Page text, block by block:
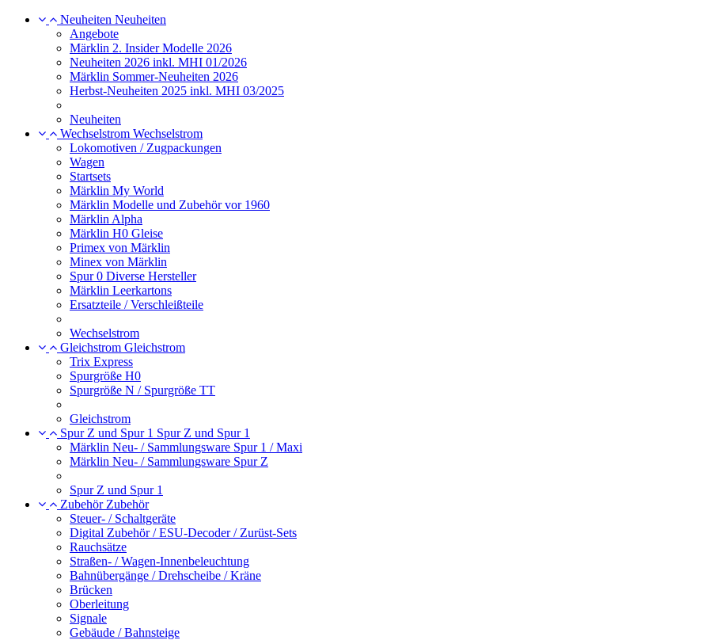
Neuheiten Neuheiten
Angebote
Märklin 2. Insider Modelle 2026
Neuheiten 2026 inkl. MHI 01/2026
Märklin Sommer-Neuheiten 2026
Herbst-Neuheiten 2025 inkl. MHI 03/2025
Neuheiten
Wechselstrom Wechselstrom
Lokomotiven / Zugpackungen
Wagen
Startsets
Märklin My World
Märklin Modelle und Zubehör vor 1960
Märklin Alpha
Märklin H0 Gleise
Primex von Märklin
Minex von Märklin
Spur 0 Diverse Hersteller
Märklin Leerkartons
Ersatzteile / Verschleißteile
Wechselstrom
Gleichstrom Gleichstrom
Trix Express
Spurgröße H0
Spurgröße N / Spurgröße TT
Gleichstrom
Spur Z und Spur 1 Spur Z und Spur 1
Märklin Neu- / Sammlungsware Spur 1 / Maxi
Märklin Neu- / Sammlungsware Spur Z
Spur Z und Spur 1
Zubehör Zubehör
Steuer- / Schaltgeräte
Digital Zubehör / ESU-Decoder / Zurüst-Sets
Rauchsätze
Straßen- / Wagen-Innenbeleuchtung
Bahnübergänge / Drehscheibe / Kräne
Brücken
Oberleitung
Signale
Gebäude / Bahnsteige